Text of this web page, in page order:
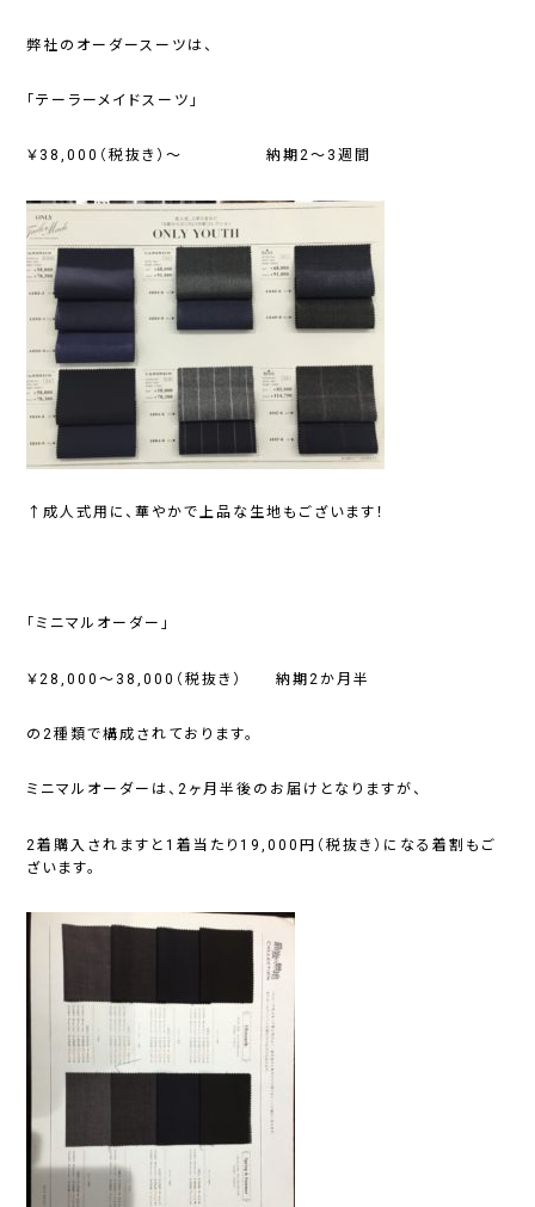
弊社のオーダースーツは、
「テーラーメイドスーツ」
￥38,000（税抜き）～ 納期2～3週間
↑成人式用に、華やかで上品な生地もございます！
「ミニマルオーダー」
￥28,000～38,000（税抜き） 納期2か月半
の2種類で構成されております。
ミニマルオーダーは、2ヶ月半後のお届けとなりますが、
2着購入されますと1着当たり19,000円（税抜き）になる着割もご
ざいます。